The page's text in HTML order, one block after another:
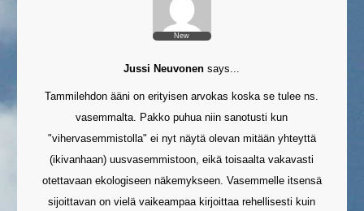
New
Jussi Neuvonen says...
Tammilehdon ääni on erityisen arvokas koska se tulee ns.
vasemmalta. Pakko puhua niin sanotusti kun
"vihervasemmistolla" ei nyt näytä olevan mitään yhteyttä
(ikivanhaan) uusvasemmistoon, eikä toisaalta vakavasti
otettavaan ekologiseen näkemykseen. Vasemmelle itsensä
sijoittavan on vielä vaikeampaa kirjoittaa rehellisesti kuin